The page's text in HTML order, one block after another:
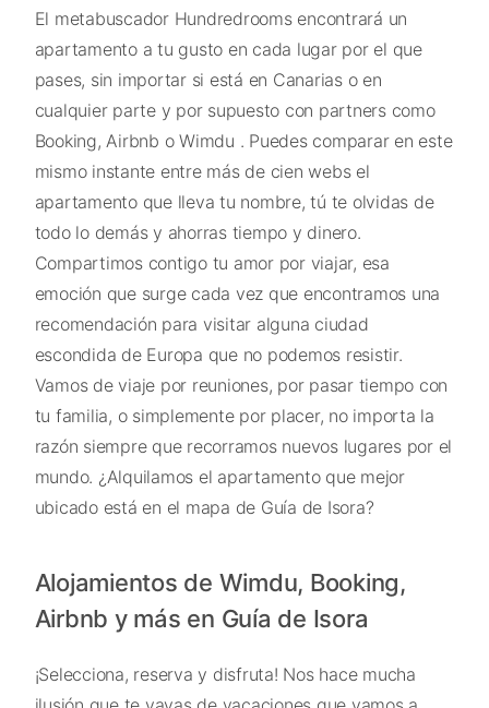
El metabuscador Hundredrooms encontrará un
apartamento a tu gusto en cada lugar por el que
pases, sin importar si está en Canarias o en
cualquier parte y por supuesto con partners como
Booking, Airbnb o Wimdu . Puedes comparar en este
mismo instante entre más de cien webs el
apartamento que lleva tu nombre, tú te olvidas de
todo lo demás y ahorras tiempo y dinero.
Compartimos contigo tu amor por viajar, esa
emoción que surge cada vez que encontramos una
recomendación para visitar alguna ciudad
escondida de Europa que no podemos resistir.
Vamos de viaje por reuniones, por pasar tiempo con
tu familia, o simplemente por placer, no importa la
razón siempre que recorramos nuevos lugares por el
mundo. ¿Alquilamos el apartamento que mejor
ubicado está en el mapa de Guía de Isora?
Alojamientos de Wimdu, Booking,
Airbnb y más en Guía de Isora
¡Selecciona, reserva y disfruta! Nos hace mucha